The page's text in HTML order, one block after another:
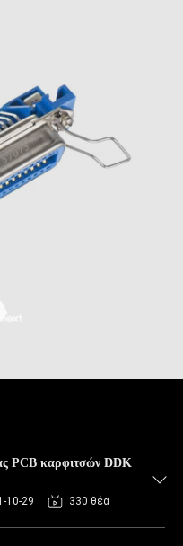
PCB καρφιτσών DDK
10-29 330 θέα